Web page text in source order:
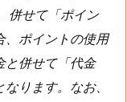
併せて「ポイン
、ポイントの使用
と併せて「代金
ります。なお、